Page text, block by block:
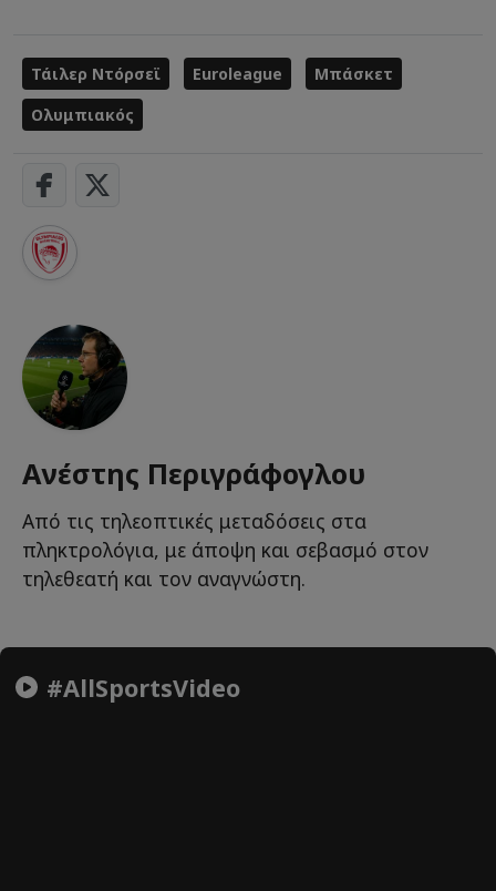
Τάιλερ Ντόρσεϊ Euroleague
Μπάσκετ
Ολυμπιακός
Ανέστης Περιγράφογλου
Από τις τηλεοπτικές μεταδόσεις στα
πληκτρολόγια, με άποψη και σεβασμό στον
τηλεθεατή και τον αναγνώστη.
#AllSportsVideo